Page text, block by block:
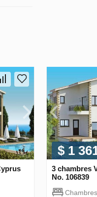
$ 1
3 chambres
No. 106839